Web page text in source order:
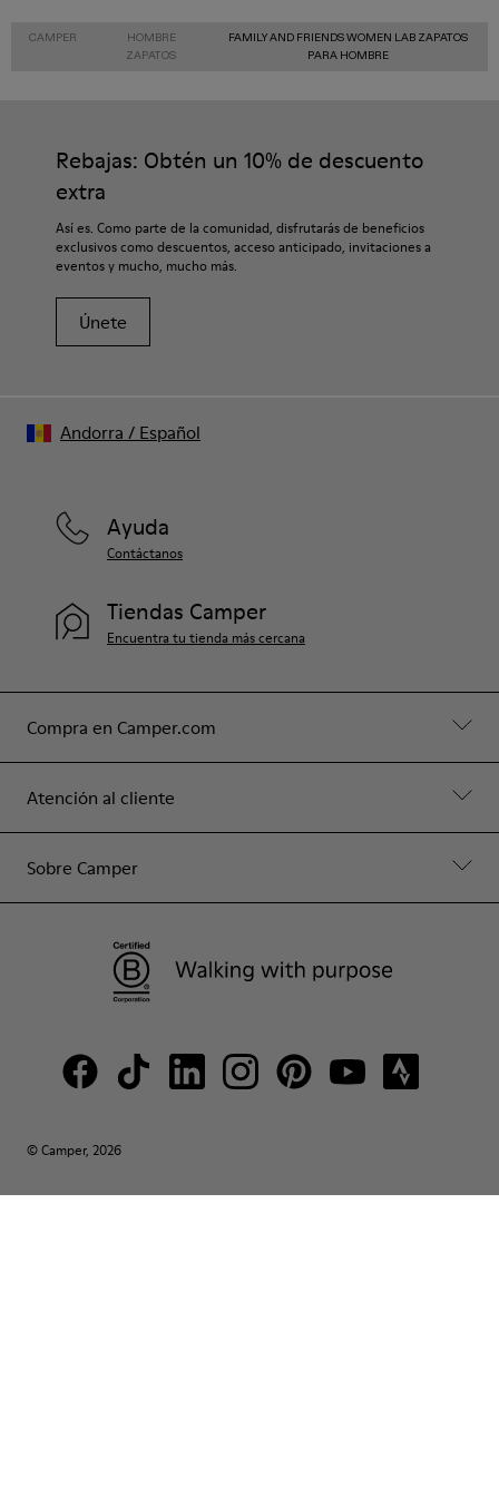
CAMPER
HOMBRE
ZAPATOS
FAMILY AND FRIENDS WOMEN LAB ZAPATOS
PARA HOMBRE
Rebajas: Obtén un 10% de descuento
extra
Así es. Como parte de la comunidad, disfrutarás de beneficios
exclusivos como descuentos, acceso anticipado, invitaciones a
eventos y mucho, mucho más.
Únete
Compra en Camper.com
Atención al cliente
Sobre Camper
Ayuda
Contáctanos
Tiendas Camper
Encuentra tu tienda más cercana
© Camper, 2026
Andorra / Español